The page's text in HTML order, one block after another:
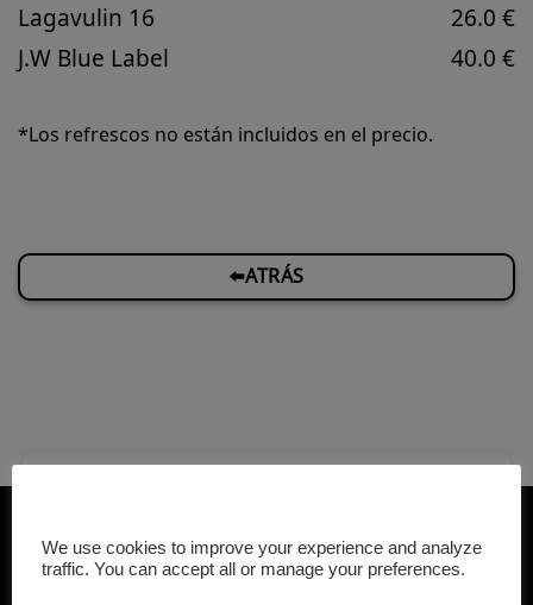
Lagavulin 16
J.W Blue Label
26.0 €
40.0 €
*Los refrescos no están incluidos en el precio.
⬅️ATRÁS
We use cookies to improve your experience and analyze
traffic. You can accept all or manage your preferences.